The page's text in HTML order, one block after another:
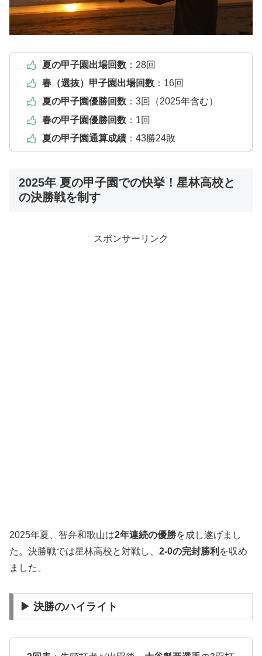
夏の甲子園出場回数：28回
春（選抜）甲子園出場回数：16回
夏の甲子園優勝回数：3回（2025年含む）
春の甲子園優勝回数：1回
夏の甲子園通算成績：43勝24敗
2025年 夏の甲子園での快挙！星林高校と
の決勝戦を制す
スポンサーリンク
2025年夏、智弁和歌山は2年連続の優勝を成し遂げまし
た。決勝戦では星林高校と対戦し、 2-0の完封勝利 を収め
ました。
▶ 決勝のハイライト